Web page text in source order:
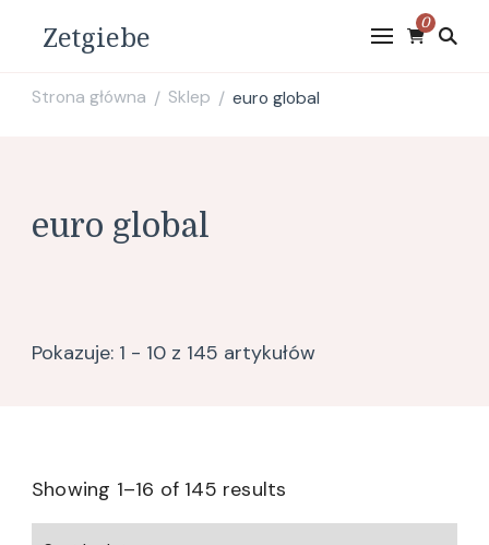
Zetgiebe 0
Strona główna / Sklep / euro global
euro global
Pokazuje: 1 - 10 z 145 artykułów
Showing 1–16 of 145 results